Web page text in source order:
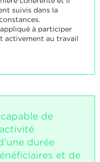
suivis dans la
à participer
activement au travail
de
durée
et de